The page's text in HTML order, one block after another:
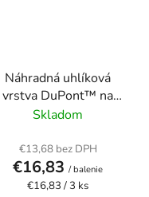
Náhradná uhlíková
vrstva DuPont™ na
čističku vzduchu, LEITZ
3500"
Skladom
€13,68 bez DPH
€16,83 / balenie
Jednotková
€16,83 / 3 ks